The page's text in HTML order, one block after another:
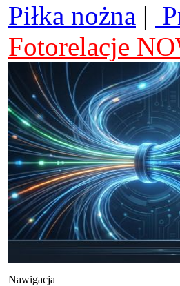
Piłka nożna |
Fotorelacje
Nawigacja